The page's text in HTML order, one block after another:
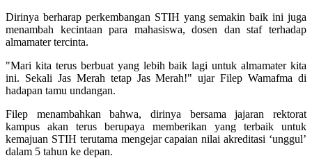
Dirinya berharap perkembangan STIH yang semakin baik ini juga
menambah kecintaan para mahasiswa, dosen dan staf terhadap
almamater tercinta.
"Mari kita terus berbuat yang lebih baik lagi untuk almamater kita
ini. Sekali Jas Merah tetap Jas Merah!" ujar Filep Wamafma di
hadapan tamu undangan.
Filep menambahkan bahwa, dirinya bersama jajaran rektorat
kampus akan terus berupaya memberikan yang terbaik untuk
kemajuan STIH terutama mengejar capaian nilai akreditasi ‘unggul’
dalam 5 tahun ke depan.